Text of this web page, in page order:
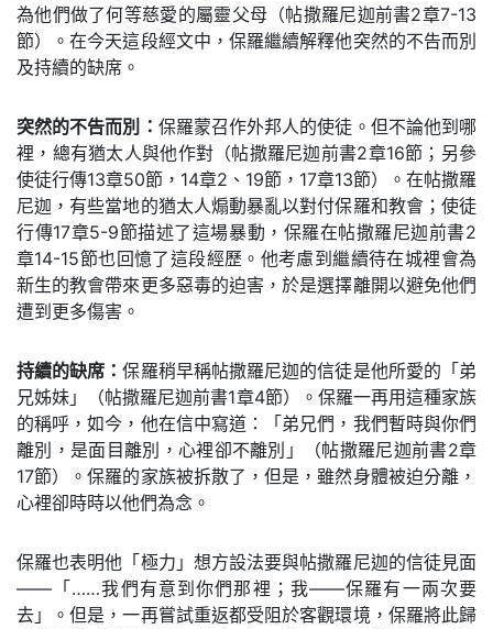
為他們做了何等慈愛的屬靈父母（帖撒羅尼迦前書2章7-13
節）。在今天這段經文中，保羅繼續解釋他突然的不告而別
及持續的缺席。
突然的不告而別： 保羅蒙召作外邦人的使徒。但不論他到哪
裡，總有猶太人與他作對（帖撒羅尼迦前書2章16節；另參
使徒行傳13章50節，14章2、19節，17章13節）。在帖撒羅
尼迦，有些當地的猶太人煽動暴亂以對付保羅和教會；使徒
行傳17章5-9節描述了這場暴動，保羅在帖撒羅尼迦前書2
章14-15節也回憶了這段經歷。他考慮到繼續待在城裡會為
新生的教會帶來更多惡毒的迫害，於是選擇離開以避免他們
遭到更多傷害。
持續的缺席：保羅稍早稱帖撒羅尼迦的信徒是他所愛的「弟
兄姊妹」（帖撒羅尼迦前書1章4節）。保羅一再用這種家族
的稱呼，如今，他在信中寫道：「弟兄們，我們暫時與你們
離別，是面目離別，心裡卻不離別」（帖撒羅尼迦前書2章
17節）。保羅的家族被拆散了，但是，雖然身體被迫分離，
心裡卻時時以他們為念。
保羅也表明他「極力」想方設法要與帖撒羅尼迦的信徒見面
——「……我們有意到你們那裡；我——保羅有一兩次要
去」。但是，一再嘗試重返都受阻於客觀環境，保羅將此歸